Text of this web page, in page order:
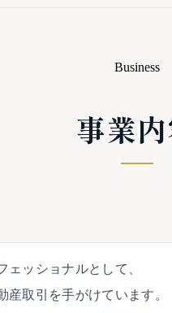
Business
事業
ッショナルとして、
取引を手がけています。